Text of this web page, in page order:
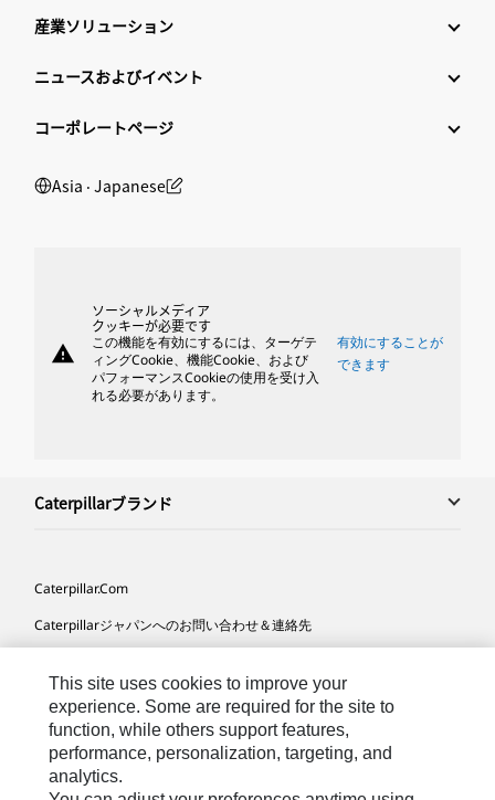
産業ソリューション
ニュースおよびイベント
コーポレートページ
Asia ‧ Japanese
warning
ソーシャルメディア
クッキーが必要です
この機能を有効にするには、ターゲテ
ィングCookie、機能Cookie、および
パフォーマンスCookieの使用を受け入
れる必要があります。
有効にすることが
できます
Caterpillarブランド
Caterpillar.com
Caterpillarジャパンへのお問い合わせ＆連絡先
サイト･マップ
Cookie Settings
法的事項
This site uses cookies to improve your
experience. Some are required for the site to
function, while others support features,
performance, personalization, targeting, and
analytics.